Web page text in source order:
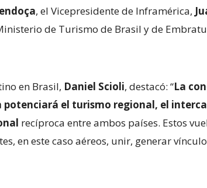
, el Vicepresidente de Inframérica,
de Turismo de Brasil y de
en Brasil, Daniel Scioli, destacó: “La
potenciará el turismo regional, el
recíproca entre ambos países. Estos
en este caso aéreos, unir, generar